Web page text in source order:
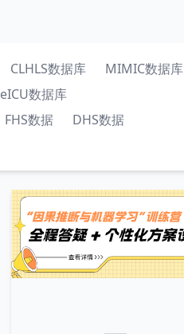
CLHLS数据库
MIMIC数据库
eICU数据库
FHS数据
DHS数据